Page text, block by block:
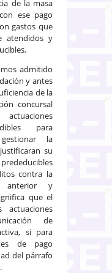
de la masa
ese pago
gastos que
atendidos y
admitido
y antes
de la
concursal
para
la
su
contra la
anterior y
que el
de
si para
de pago
del párrafo